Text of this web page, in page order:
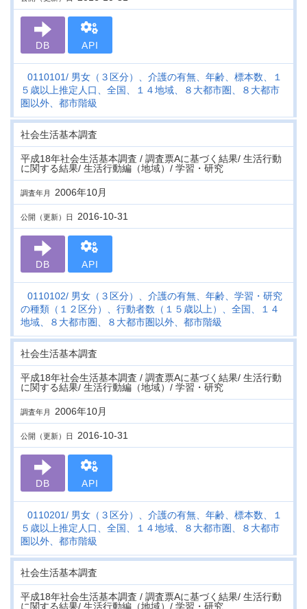
DB API
0110101 男女（３区分）、介護の有無、年齢、標本数、１
５歳以上推定人口、全国、１４地域、８大都市圏、８大都市
圏以外、都市階級
社会生活基本調査
平成18年社会生活基本調査 / 調査票Aに基づく結果/ 生活行動
に関する結果/ 生活行動編（地域）/ 学習・研究
調査年月 2006年10月
公開（更新）日 2016-10-31
DB API
0110102
男女（３区分）、介護の有無、年齢、学習・研究
の種類（１２区分）、行動者数（１５歳以上）、全国、１４
地域、８大都市圏、８大都市圏以外、都市階級
社会生活基本調査
平成18年社会生活基本調査 / 調査票Aに基づく結果/ 生活行動
に関する結果/ 生活行動編（地域）/ 学習・研究
調査年月 2006年10月
公開（更新）日 2016-10-31
DB API
0110201 男女（３区分）、介護の有無、年齢、標本数、１
５歳以上推定人口、全国、１４地域、８大都市圏、８大都市
圏以外、都市階級
社会生活基本調査
平成18年社会生活基本調査 / 調査票Aに基づく結果/ 生活行動
に関する結果/ 生活行動編（地域）/ 学習・研究